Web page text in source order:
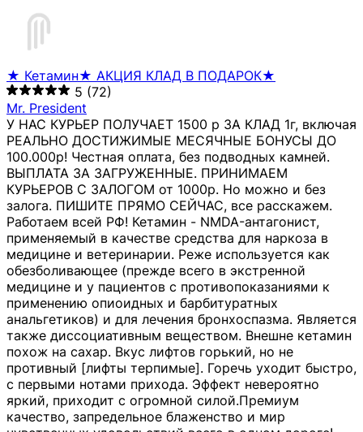
★ Кетамин★ АКЦИЯ КЛАД В ПОДАРОК★
5 (72)
Mr. President
У НАС КУРЬЕР ПОЛУЧАЕТ 1500 р ЗА КЛАД 1г, включая
РЕАЛЬНО ДОСТИЖИМЫЕ МЕСЯЧНЫЕ БОНУСЫ ДО
100.000р! Честная оплата, без подводных камней.
ВЫПЛАТА ЗА ЗАГРУЖЕННЫЕ. ПРИНИМАЕМ
КУРЬЕРОВ С ЗАЛОГОМ от 1000р. Но можно и без
залога. ПИШИТЕ ПРЯМО СЕЙЧАС, все расскажем.
Работаем всей РФ! Кетамин - NMDA-антагонист,
применяемый в качестве средства для наркоза в
медицине и ветеринарии. Реже используется как
обезболивающее (прежде всего в экстренной
медицине и у пациентов с противопоказаниями к
применению опиоидных и барбитуратных
анальгетиков) и для лечения бронхоспазма. Является
также диссоциативным веществом. Внешне кетамин
похож на сахар. Вкус лифтов горький, но не
противный [лифты терпимые]. Горечь уходит быстро,
с первыми нотами прихода. Эффект невероятно
яркий, приходит с огромной силой.Премиум
качество, запредельное блаженство и мир